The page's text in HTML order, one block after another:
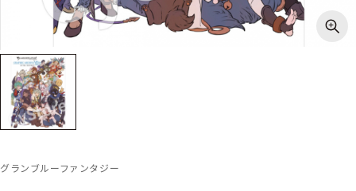
グランブルーファンタジー